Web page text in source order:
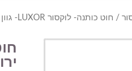
/ חוט כותנה- לוקסור LUXOR- גוון 105-14- טורקיז ירוק